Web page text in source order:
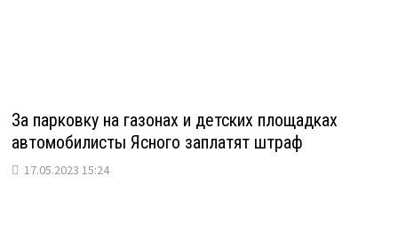
За парковку на газонах и детских площадках
автомобилисты Ясного заплатят штраф
17.05.2023 15:24